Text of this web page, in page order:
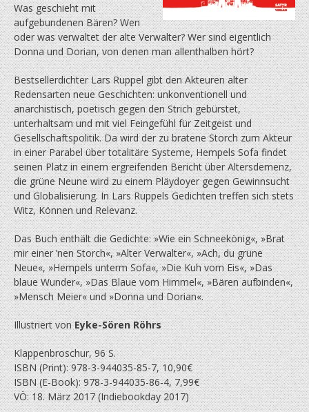
Was geschieht mit
aufgebundenen Bären? Wen
oder was verwaltet der alte Verwalter? Wer sind eigentlich
Donna und Dorian, von denen man allenthalben hört?
Bestsellerdichter Lars Ruppel gibt den Akteuren alter
Redensarten neue Geschichten: unkonventionell und
anarchistisch, poetisch gegen den Strich gebürstet,
unterhaltsam und mit viel Feingefühl für Zeitgeist und
Gesellschaftspolitik. Da wird der zu bratene Storch zum Akteur
in einer Parabel über totalitäre Systeme, Hempels Sofa findet
seinen Platz in einem ergreifenden Bericht über Altersdemenz,
die grüne Neune wird zu einem Pläydoyer gegen Gewinnsucht
und Globalisierung. In Lars Ruppels Gedichten treffen sich stets
Witz, Können und Relevanz.
Das Buch enthält die Gedichte: »Wie ein Schneekönig«, »Brat
mir einer ’nen Storch«, »Alter Verwalter«, »Ach, du grüne
Neue«, »Hempels unterm Sofa«, »Die Kuh vom Eis«, »Das
blaue Wunder«, »Das Blaue vom Himmel«, »Bären aufbinden«,
»Mensch Meier« und »Donna und Dorian«.
Illustriert vonEyke-Sören Röhrs
Klappenbroschur, 96 S.
ISBN (Print): 978-3-944035-85-7, 10,90€
ISBN (E-Book): 978-3-944035-86-4, 7,99€
VÖ: 18. März 2017 (Indiebookday 2017)